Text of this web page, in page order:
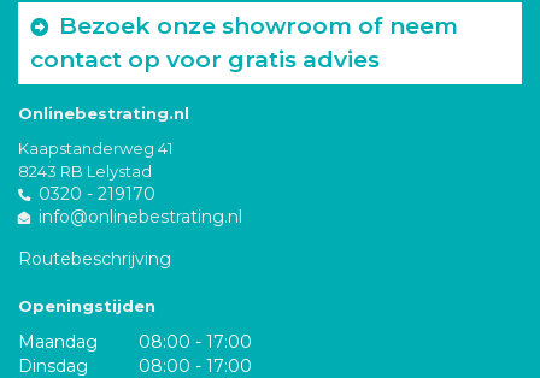
Bezoek onze showroom of neem
contact op voor gratis advies
Onlinebestrating.nl
Kaapstanderweg 41
8243 RB Lelystad
0320 - 219170
info@onlinebestrating.nl
Routebeschrijving
Openingstijden
Maandag
08:00 - 17:00
Dinsdag
08:00 - 17:00